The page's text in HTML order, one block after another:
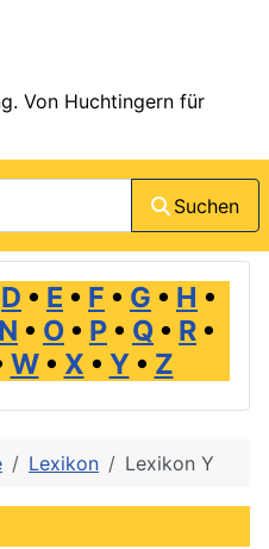
Von Huchtingern für
Suchen
D • E • F • G • H •
N • O • P • Q • R •
W• X • Y• Z
Lexikon Lexikon Y